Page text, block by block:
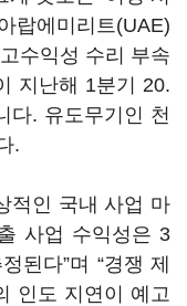
랍에미리트(UAE)
수익성 수리 부속
지난해 1분기 20.
다. 유도무기인 천
.
적인 국내 사업 마
사업 수익성은 3
된다”며 “경쟁 제
인도 지연이 예고